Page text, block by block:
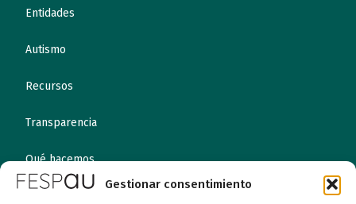
Gestionar consentimiento
Entidades
Autismo
Recursos
Transparencia
Qué hacemos